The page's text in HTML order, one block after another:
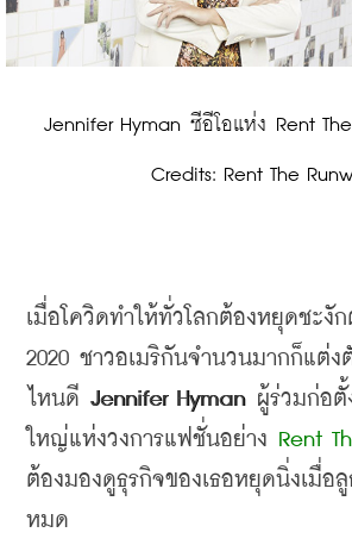
Credits: Rent The
เมื่อโควิดทำให้ทั่วโลกต้องหยุดชะงั
2020 ชาวอเมริกันจำนวนมากก็แต่ง
ไหนดี Jennifer Hyman ผู้ร่วมก่อตั้
ใหญ่แห่งวงการแฟชั่นอย่าง Rent
ต้องมองดูธุรกิจของเธอหยุดนิ่งเมื่อ
หมด